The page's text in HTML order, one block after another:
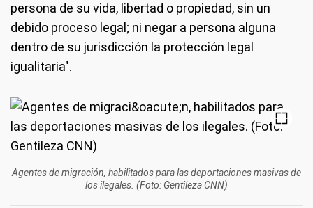
persona de su vida, libertad o propiedad, sin un
debido proceso legal; ni negar a persona alguna
dentro de su jurisdicción la protección legal
igualitaria".
Agentes de migración, habilitados para las deportaciones masivas de
los ilegales. (Foto: Gentileza CNN)